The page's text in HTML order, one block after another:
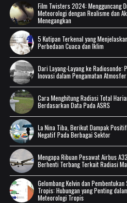
Film Twisters 2024: Mengguncang
Meteorologi dengan Realisme dan
Menegangkan
5 Kutipan Terkenal yang Menjelaskan
Perbedaan Cuaca dan Iklim
Dari Layang-Layang ke Radiosonde:
Inovasi dalam Pengamatan Atmosfer
Cara Menghitung Radiasi Total
Berdasarkan Data Pada ASRS
La Nina Tiba, Berikut Dampak
Negatif Pada Berbagai Sektor
Mengapa Ribuan Pesawat Airbus
Berhenti Terbang Terkait Radiasi
Gelombang Kelvin dan Pembentukan
Tropis: Hubungan yang Penting
Meteorologi Tropis